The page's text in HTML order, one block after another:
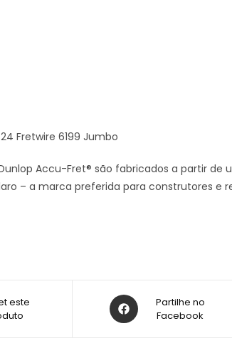
Fretwire 6199 Jumbo
Accu-Fret® são fabricados a partir
– a marca preferida para construtores e
este
Partilhe no
Facebook